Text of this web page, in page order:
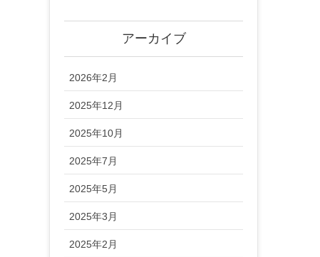
アーカイブ
2026年2月
2025年12月
2025年10月
2025年7月
2025年5月
2025年3月
2025年2月